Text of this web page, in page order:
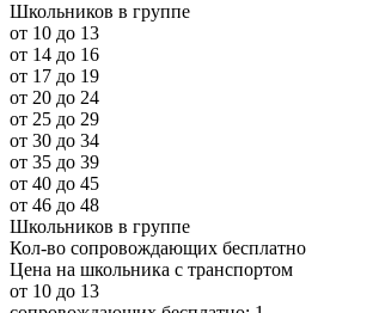
Школьников в группе
от 10 до 13
от 14 до 16
от 17 до 19
от 20 до 24
от 25 до 29
от 30 до 34
от 35 до 39
от 40 до 45
от 46 до 48
Школьников в группе
Кол-во сопровождающих бесплатно
Цена на школьника с транспортом
от 10 до 13